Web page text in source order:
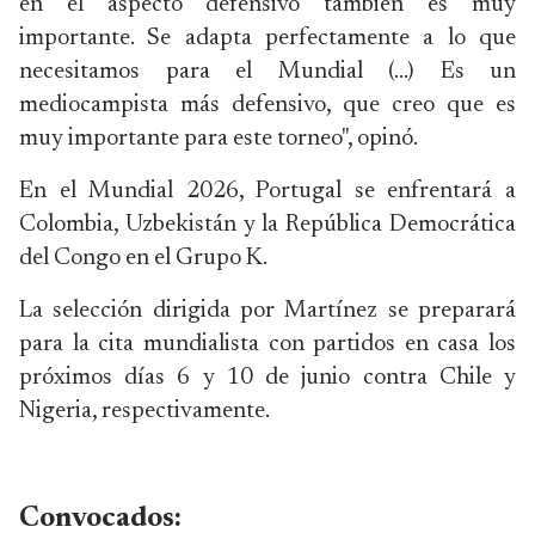
en el aspecto defensivo también es muy
importante. Se adapta perfectamente a lo que
necesitamos para el Mundial (...) Es un
mediocampista más defensivo, que creo que es
muy importante para este torneo", opinó.
En el Mundial 2026, Portugal se enfrentará a
Colombia, Uzbekistán y la República Democrática
del Congo en el Grupo K.
La selección dirigida por Martínez se preparará
para la cita mundialista con partidos en casa los
próximos días 6 y 10 de junio contra Chile y
Nigeria, respectivamente.
Convocados: